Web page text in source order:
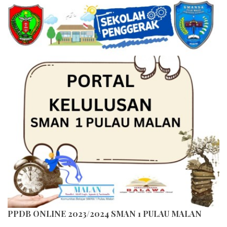
PPDB ONLINE 2023/2024 SMAN 1 PULAU MALAN